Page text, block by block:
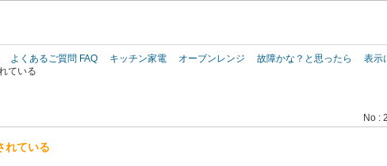
よくあるご質問 FAQ キッチン家電 オーブンレンジ 故障かな？と思ったら
表示
ている
No :
れている